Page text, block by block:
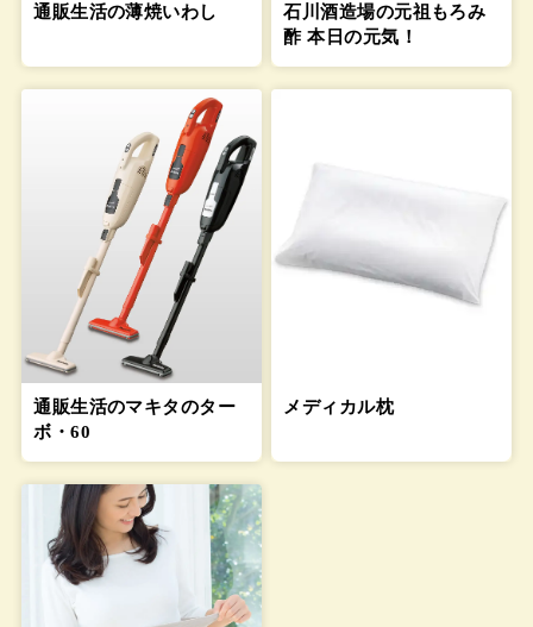
通販生活の薄焼いわし
石川酒造場の元祖もろみ
酢 本日の元気！
通販生活のマキタのター
ボ・60
メディカル枕